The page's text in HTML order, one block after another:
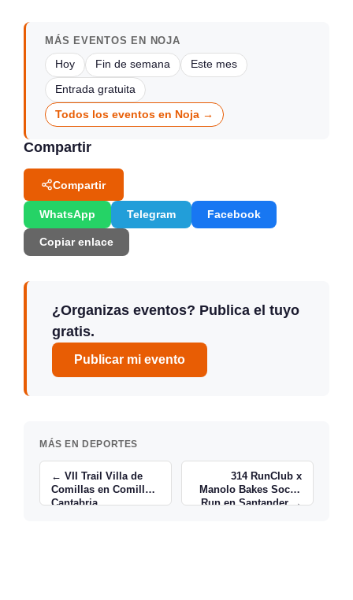
MÁS EVENTOS EN NOJA
Hoy Fin de semana Este mes
Entrada gratuita
Todos los eventos en Noja →
Compartir
Compartir
WhatsApp Telegram Facebook
Copiar enlace
¿Organizas eventos? Publica el tuyo
gratis.
Publicar mi evento
MÁS EN DEPORTES
← VII Trail Villa de
Comillas en Comillas,
Cantabria
314 RunClub x
Manolo Bakes Social
Run en Santander →